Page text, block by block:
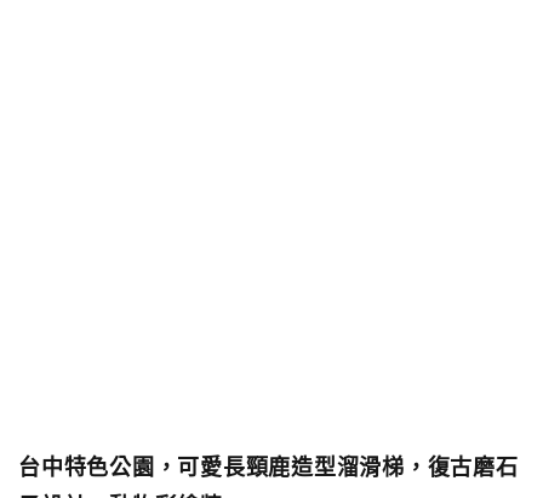
台中特色公園，可愛長頸鹿造型溜滑梯，復古磨石